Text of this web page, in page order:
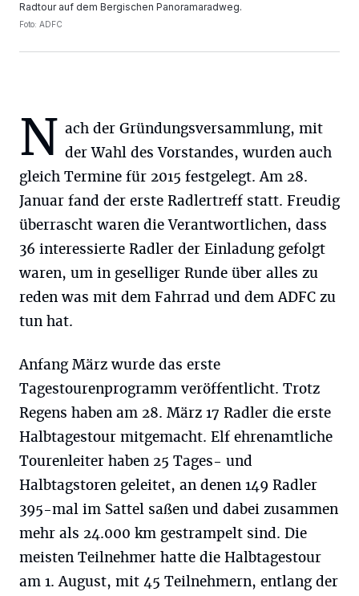
Radtour auf dem Bergischen Panoramaradweg.
Foto: ADFC
N ach der Gründungsversammlung, mit
der Wahl des Vorstandes, wurden auch
gleich Termine für 2015 festgelegt. Am 28.
Januar fand der erste Radlertreff statt. Freudig
überrascht waren die Verantwortlichen, dass
36 interessierte Radler der Einladung gefolgt
waren, um in geselliger Runde über alles zu
reden was mit dem Fahrrad und dem ADFC zu
tun hat.
Anfang März wurde das erste
Tagestourenprogramm veröffentlicht. Trotz
Regens haben am 28. März 17 Radler die erste
Halbtagestour mitgemacht. Elf ehrenamtliche
Tourenleiter haben 25 Tages- und
Halbtagstoren geleitet, an denen 149 Radler
395-mal im Sattel saßen und dabei zusammen
mehr als 24.000 km gestrampelt sind. Die
meisten Teilnehmer hatte die Halbtagestour
am 1. August, mit 45 Teilnehmern, entlang der